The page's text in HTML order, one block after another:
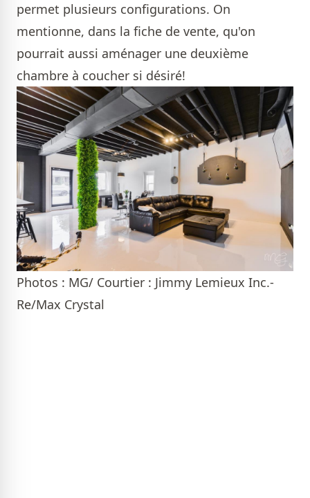
permet plusieurs configurations. On
mentionne, dans la fiche de vente, qu'on
pourrait aussi aménager une deuxième
chambre à coucher si désiré!
Photos : MG/ Courtier : Jimmy Lemieux Inc.-
Re/Max Crystal